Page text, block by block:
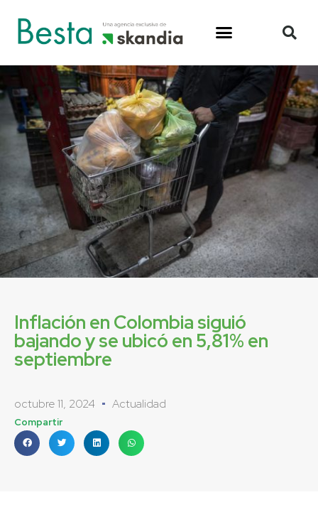
Inflación en Colombia siguió
bajando y se ubicó en 5,81% en
septiembre
octubre 11, 2024 Actualidad
Compartir